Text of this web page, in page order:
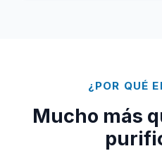
¿POR QUÉ
Mucho más